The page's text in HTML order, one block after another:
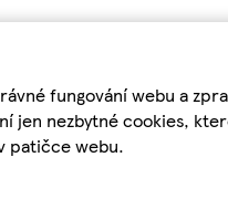
fungování webu a
nezbytné cookies,
patičce webu.